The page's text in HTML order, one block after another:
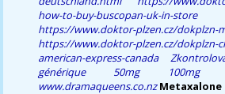
how-to-buy-buscopan-uk-in-store
https://www.doktor-plzen.cz/dokplzn-
https://www.doktor-plzen.cz/dokplzn-
american-express-canada
générique 50mg 100mg
www.dramaqueens.co.nz Metaxalone